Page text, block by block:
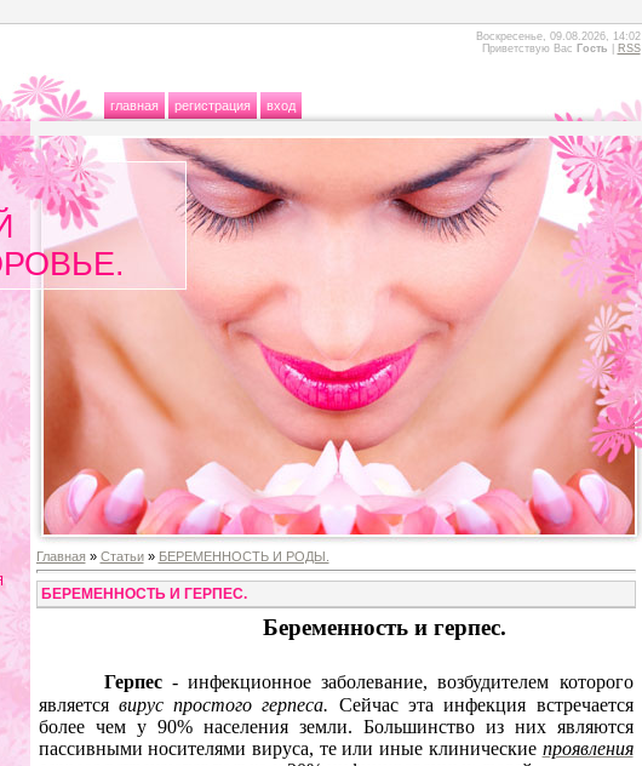
Воскресенье, 09.08.2026, 14:02
Приветствую Вас Гость RSS
главная регистрация
вход
Главная» Статьи» БЕРЕМЕННОСТЬ И РОДЫ.
БЕРЕМЕННОСТЬ И ГЕРПЕС.
Беременность и герпес.
Герпес - инфекционное заболевание, возбудителем которого
является вирус простого герпеса. Сейчас эта инфекция встречается
более чем у 90% населения земли. Большинство из них являются
пассивными носителями вируса, те или иные клинические проявления